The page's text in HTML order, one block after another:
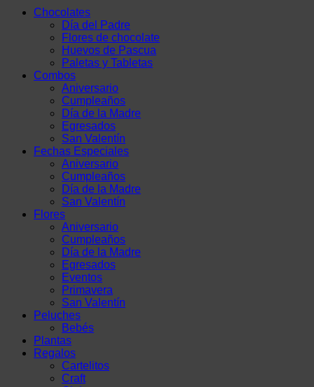
Chocolates
Día del Padre
Flores de chocolate
Huevos de Pascua
Paletas y Tabletas
Combos
Aniversario
Cumpleaños
Día de la Madre
Egresados
San Valentín
Fechas Especiales
Aniversario
Cumpleaños
Día de la Madre
San Valentín
Flores
Aniversario
Cumpleaños
Día de la Madre
Egresados
Eventos
Primavera
San Valentín
Peluches
Bebés
Plantas
Regalos
Cartelitos
Craft